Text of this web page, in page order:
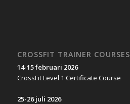
CROSSFIT TRAINER COURSES
14-15 februari 2026
CrossFit Level 1 Certificate Course
25-26 juli 2026